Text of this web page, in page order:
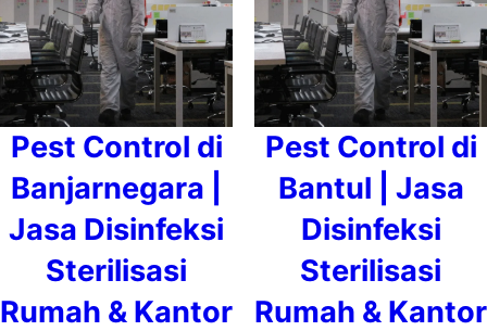
Pest Control di
Banjarnegara |
Jasa Disinfeksi
Sterilisasi
Rumah & Kantor
Pest Control di
Bantul | Jasa
Disinfeksi
Sterilisasi
Rumah & Kantor